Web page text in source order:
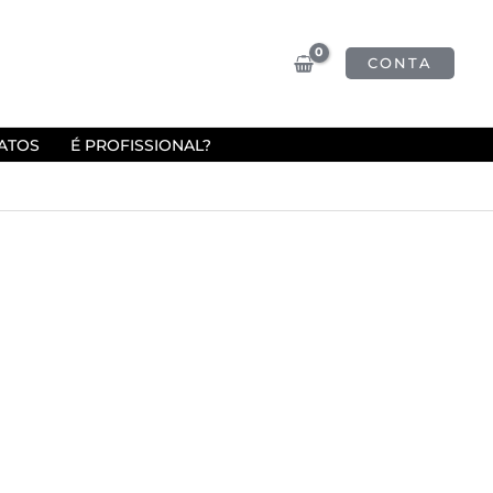
CONTA
É PROFISSIONAL?